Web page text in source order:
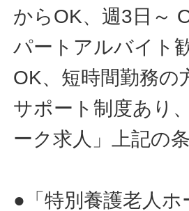
からOK、週3日～
パートアルバイト
OK、短時間勤務の
サポート制度あり
ーク求人」上記の
●「特別養護老人